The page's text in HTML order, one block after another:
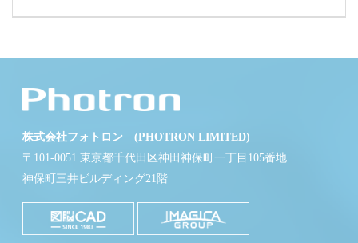
株式会社フォトロン (PHOTRON LIMITED)
〒101-0051 東京都千代田区神田神保町一丁目105番地
神保町三井ビルディング21階